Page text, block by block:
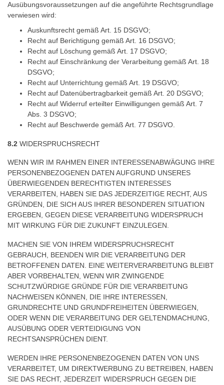
Ausübungsvoraussetzungen auf die angeführte Rechtsgrundlage
verwiesen wird:
Auskunftsrecht gemäß Art. 15 DSGVO;
Recht auf Berichtigung gemäß Art. 16 DSGVO;
Recht auf Löschung gemäß Art. 17 DSGVO;
Recht auf Einschränkung der Verarbeitung gemäß Art. 18
DSGVO;
Recht auf Unterrichtung gemäß Art. 19 DSGVO;
Recht auf Datenübertragbarkeit gemäß Art. 20 DSGVO;
Recht auf Widerruf erteilter Einwilligungen gemäß Art. 7
Abs. 3 DSGVO;
Recht auf Beschwerde gemäß Art. 77 DSGVO.
8.2 WIDERSPRUCHSRECHT
WENN WIR IM RAHMEN EINER INTERESSENABWÄGUNG IHRE
PERSONENBEZOGENEN DATEN AUFGRUND UNSERES
ÜBERWIEGENDEN BERECHTIGTEN INTERESSES
VERARBEITEN, HABEN SIE DAS JEDERZEITIGE RECHT, AUS
GRÜNDEN, DIE SICH AUS IHRER BESONDEREN SITUATION
ERGEBEN, GEGEN DIESE VERARBEITUNG WIDERSPRUCH
MIT WIRKUNG FÜR DIE ZUKUNFT EINZULEGEN.
MACHEN SIE VON IHREM WIDERSPRUCHSRECHT
GEBRAUCH, BEENDEN WIR DIE VERARBEITUNG DER
BETROFFENEN DATEN. EINE WEITERVERARBEITUNG BLEIBT
ABER VORBEHALTEN, WENN WIR ZWINGENDE
SCHUTZWÜRDIGE GRÜNDE FÜR DIE VERARBEITUNG
NACHWEISEN KÖNNEN, DIE IHRE INTERESSEN,
GRUNDRECHTE UND GRUNDFREIHEITEN ÜBERWIEGEN,
ODER WENN DIE VERARBEITUNG DER GELTENDMACHUNG,
AUSÜBUNG ODER VERTEIDIGUNG VON
RECHTSANSPRÜCHEN DIENT.
WERDEN IHRE PERSONENBEZOGENEN DATEN VON UNS
VERARBEITET, UM DIREKTWERBUNG ZU BETREIBEN, HABEN
SIE DAS RECHT, JEDERZEIT WIDERSPRUCH GEGEN DIE